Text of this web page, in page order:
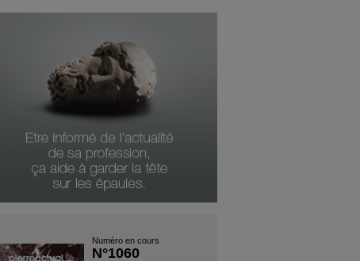
Numéro en cours
N°1060